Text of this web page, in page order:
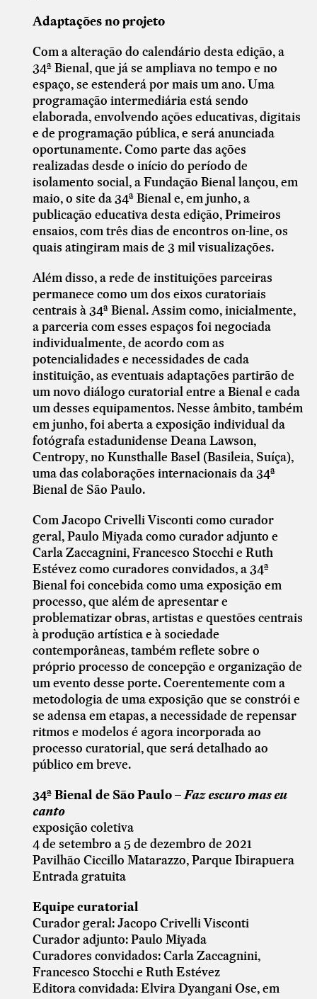
Adaptações no projeto
Com a alteração do calendário desta edição, a
34ª Bienal, que já se ampliava no tempo e no
espaço, se estenderá por mais um ano. Uma
programação intermediária está sendo
elaborada, envolvendo ações educativas, digitais
e de programação pública, e será anunciada
oportunamente. Como parte das ações
realizadas desde o início do período de
isolamento social, a Fundação Bienal lançou, em
maio, o site da 34ª Bienal e, em junho, a
publicação educativa desta edição, Primeiros
ensaios, com três dias de encontros on-line, os
quais atingiram mais de 3 mil visualizações.
Além disso, a rede de instituições parceiras
permanece como um dos eixos curatoriais
centrais à 34ª Bienal. Assim como, inicialmente,
a parceria com esses espaços foi negociada
individualmente, de acordo com as
potencialidades e necessidades de cada
instituição, as eventuais adaptações partirão de
um novo diálogo curatorial entre a Bienal e cada
um desses equipamentos. Nesse âmbito, também
em junho, foi aberta a exposição individual da
fotógrafa estadunidense Deana Lawson,
Centropy, no Kunsthalle Basel (Basileia, Suíça),
uma das colaborações internacionais da 34ª
Bienal de São Paulo.
Com Jacopo Crivelli Visconti como curador
geral, Paulo Miyada como curador adjunto e
Carla Zaccagnini, Francesco Stocchi e Ruth
Estévez como curadores convidados, a 34ª
Bienal foi concebida como uma exposição em
processo, que além de apresentar e
problematizar obras, artistas e questões centrais
à produção artística e à sociedade
contemporâneas, também reflete sobre o
próprio processo de concepção e organização de
um evento desse porte. Coerentemente com a
metodologia de uma exposição que se constrói e
se adensa em etapas, a necessidade de repensar
ritmos e modelos é agora incorporada ao
processo curatorial, que será detalhado ao
público em breve.
34ª Bienal de São Paulo –Faz escuro mas eu
canto
exposição coletiva
4 de setembro a 5 de dezembro de 2021
Pavilhão Ciccillo Matarazzo, Parque Ibirapuera
Entrada gratuita
Equipe curatorial
Curador geral: Jacopo Crivelli Visconti
Curador adjunto: Paulo Miyada
Curadores convidados: Carla Zaccagnini,
Francesco Stocchi e Ruth Estévez
Editora convidada: Elvira Dyangani Ose, em